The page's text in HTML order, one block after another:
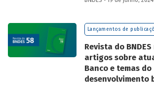
como aprendizados e
na experiência das
Lançamentos de
Revista do
artigos sobre
Banco e temas do
desenvolvimento